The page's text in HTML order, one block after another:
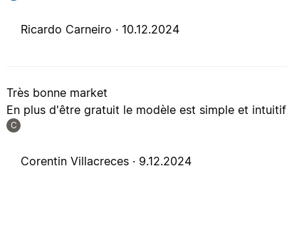
Ricardo Carneiro · 10.12.2024
Très bonne market
En plus d'être gratuit le modèle est simple et intuitif
C
Corentin Villacreces · 9.12.2024